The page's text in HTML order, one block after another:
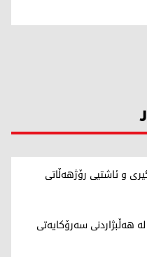
و ئاشتیی رۆژهەڵاتی
هەڵبژاردنی سەرۆکایەتی